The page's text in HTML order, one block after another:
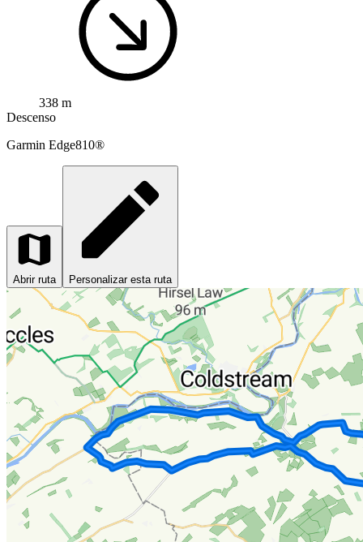
338 m
Descenso
Garmin Edge810®
Abrir ruta Personalizar esta ruta